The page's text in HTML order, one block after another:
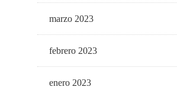
marzo 2023
febrero 2023
enero 2023